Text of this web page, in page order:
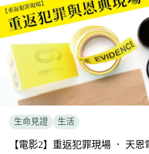
生命見證 生活
【電影2】重返犯罪現場 ． 天